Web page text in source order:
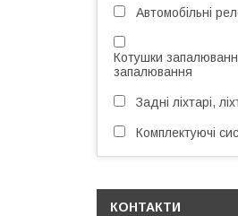
Автомобільні
Котушки
запалювання
Задні ліхтарі,
Комплектуючі
КОНТАКТИ